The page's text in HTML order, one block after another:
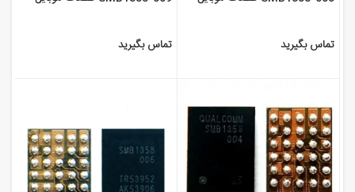
تماس بگیرید
تماس بگیرید